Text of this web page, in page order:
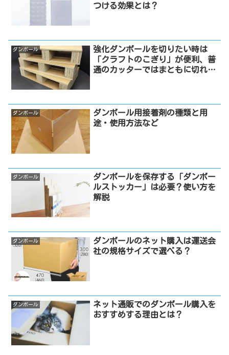
つける効果とは？
ダンボール
強化ダンボールを切りたい時は
「クラフトのこぎり」が便利、普
通のカッターではまともに切れな
ダンボール
ダンボール用接着剤の種類と用
途・使用方法など
ダンボール
ダンボールを保存する「ダンボー
ルストッカー」は必要？使い方を
解説
ダンボール
ダンボールのネット購入は運送会
社の規格サイズで選べる？
ダンボール
ネット通販でのダンボール購入を
おすすめする理由とは？